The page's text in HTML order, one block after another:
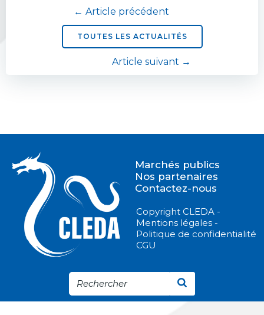
Navigation
de
l’article
← Article précédent
TOUTES LES ACTUALITÉS
Navigation
Article suivant →
Marchés publics
Nos partenaires
Contactez-nous
Copyright CLEDA -
Mentions légales -
Politique de confidentialité
CGU